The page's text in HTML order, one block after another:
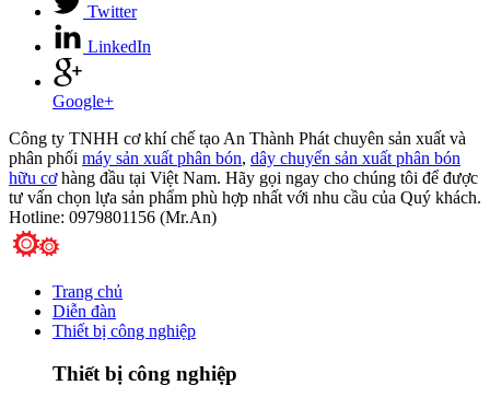
Twitter
LinkedIn
Google+
Công ty TNHH cơ khí chế tạo An Thành Phát chuyên sản xuất và
phân phối máy sản xuất phân bón, dây chuyển sản xuất phân bón
hữu cơhàng đầu tại Việt Nam. Hãy gọi ngay cho chúng tôi để được
tư vấn chọn lựa sản phẩm phù hợp nhất với nhu cầu của Quý khách.
Hotline: 0979801156 (Mr.An)
Trang chủ
Diễn đàn
Thiết bị công nghiệp
Thiết bị công nghiệp